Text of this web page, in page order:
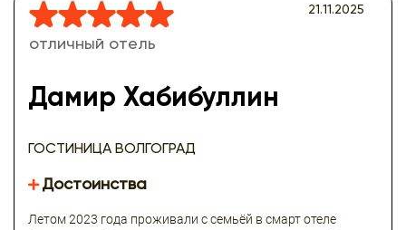
отличный отель
Дамир Хабибуллин
ГОСТИНИЦА ВОЛГОГРАД
21.11.2025
Достоинства
Летом 2023 года проживали с семьёй в смарт отеле